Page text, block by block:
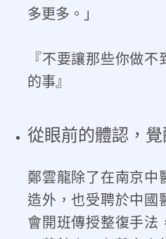
多更多。」
『不要讓那些你做
的事』
從眼前的體認，
鄭雲龍除了在南京中
造外，也受聘於中國
會開班傳授整復手法